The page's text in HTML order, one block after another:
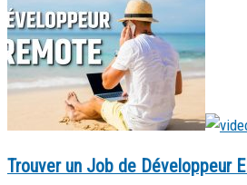
Trouver un Job de Développeur